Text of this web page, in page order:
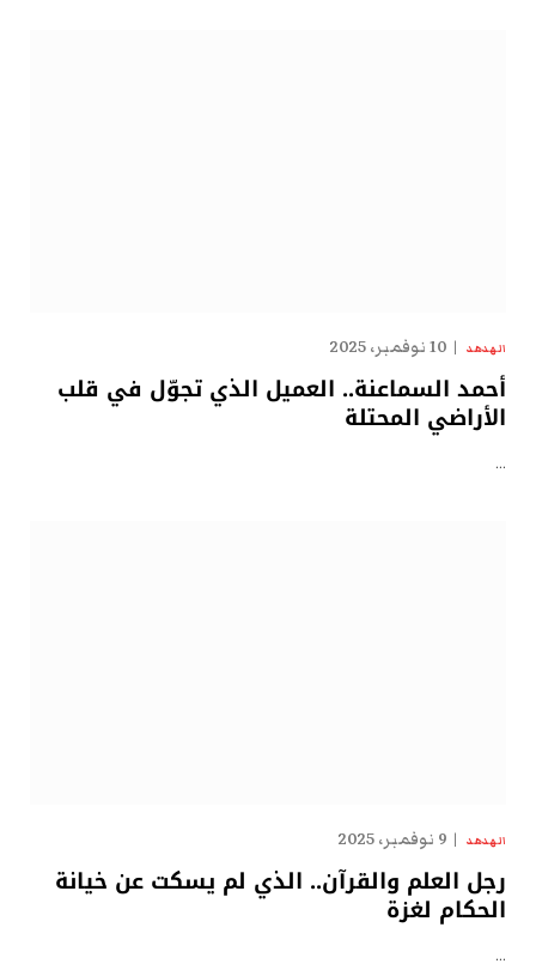
الهدهد 10 نوفمبر، 2025
أحمد السماعنة.. العميل الذي تجوّل في قلب
الأراضي المحتلة
…
الهدهد 9 نوفمبر، 2025
رجل العلم والقرآن.. الذي لم يسكت عن خيانة
الحكام لغزة
…